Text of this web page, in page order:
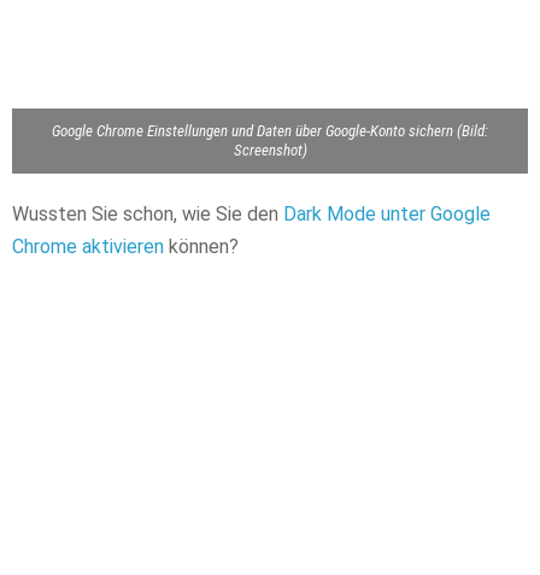
Google Chrome Einstellungen und Daten über Google-Konto sichern (Bild:
Screenshot)
Wussten Sie schon, wie Sie den Dark Mode unter Google
Chrome aktivieren können?